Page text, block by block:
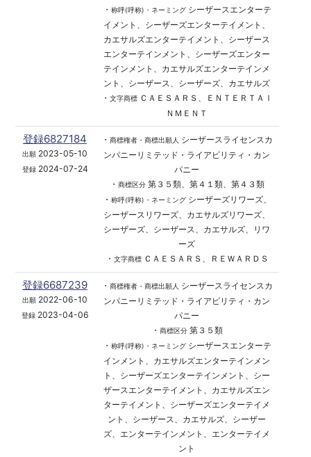
・ 称呼(呼称)・ネーミングシーザースエンターテ
イメント、シーザーズエンターテイメント、
カエサルズエンターテイメント、シーザース
エンターテインメント、シーザーズエンター
テインメント、カエサルズエンターテインメ
ント、シーザース、シーザーズ、カエサルズ
・ 文字商標ＣＡＥＳＡＲＳ、ＥＮＴＥＲＴＡＩ
ＮＭＥＮＴ
登録6827184
出願 2023-05-10
登録2024-07-24
・ 商標権者・商標出願人
シーザースライセンスカ
ンパニーリミテッド・ライアビリティ・カン
パニー
・ 商標区分第３５類、第４１類、第４３類
・ 称呼(呼称)・ネーミングシーザーズリワーズ、
シーザースリワーズ、カエサルズリワーズ、
シーザーズ、シーザース、カエサルズ、リワ
ーズ
・ 文字商標ＣＡＥＳＡＲＳ、ＲＥＷＡＲＤＳ
登録6687239
出願 2022-06-10
登録2023-04-06
・ 商標権者・商標出願人
シーザースライセンスカ
ンパニーリミテッド・ライアビリティ・カン
パニー
・ 商標区分第３５類
・ 称呼(呼称)・ネーミングシーザースエンターテ
インメント、カエサルズエンターテインメン
ト、シーザーズエンターテインメント、シー
ザースエンターテイメント、カエサルズエン
ターテイメント、シーザーズエンターテイメ
ント、シーザース、カエサルズ、シーザー
ズ、エンターテインメント、エンターテイメ
ント